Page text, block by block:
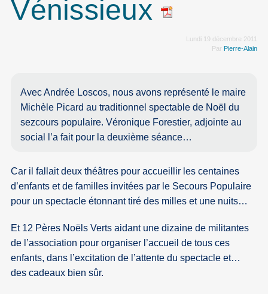
Vénissieux
Lundi 19 décembre 2011
Par Pierre-Alain
Avec Andrée Loscos, nous avons représenté le maire
Michèle Picard au traditionnel spectable de Noël du
sezcours populaire. Véronique Forestier, adjointe au
social l’a fait pour la deuxième séance…
Car il fallait deux théâtres pour accueillir les centaines
d’enfants et de familles invitées par le Secours Populaire
pour un spectacle étonnant tiré des milles et une nuits…
Et 12 Pères Noëls Verts aidant une dizaine de militantes
de l’association pour organiser l’accueil de tous ces
enfants, dans l’excitation de l’attente du spectacle et…
des cadeaux bien sûr.